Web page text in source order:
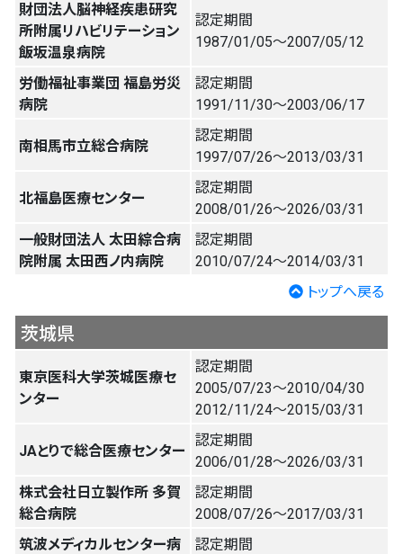
財団法人脳神経疾患研究
所附属リハビリテーション
飯坂温泉病院
認定期間
1987/01/05〜2007/05/12
労働福祉事業団 福島労災
病院
認定期間
1991/11/30〜2003/06/17
南相馬市立総合病院
認定期間
1997/07/26〜2013/03/31
北福島医療センター
認定期間
2008/01/26〜2026/03/31
一般財団法人 太田綜合病
院附属 太田西ノ内病院
認定期間
2010/07/24〜2014/03/31
トップへ戻る
茨城県
東京医科大学茨城医療セ
ンター
認定期間
2005/07/23〜2010/04/30
2012/11/24〜2015/03/31
JAとりで総合医療センター
認定期間
2006/01/28〜2026/03/31
株式会社日立製作所 多賀
総合病院
認定期間
2008/07/26〜2017/03/31
筑波メディカルセンター病
認定期間